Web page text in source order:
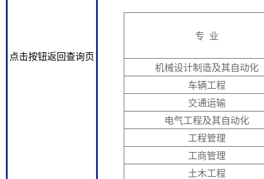
点击按钮返回查询页
专 业
机械设计制造及其自动化
车辆工程
交通运输
电气工程及其自动化
工程管理
工商管理
土木工程